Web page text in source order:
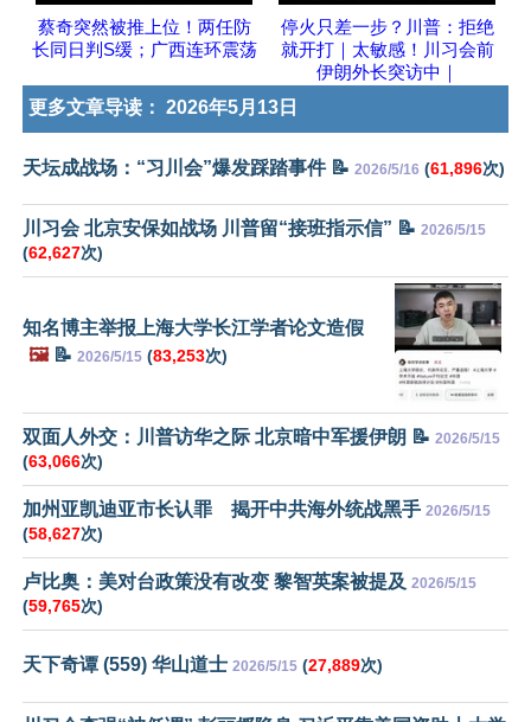
蔡奇突然被推上位！两任防
长同日判S缓；广西连环震荡
停火只差一步？川普：拒绝
就开打｜太敏感！川习会前
伊朗外长突访中｜
更多文章导读： 2026年5月13日
天坛成战场：“习川会”爆发踩踏事件 📝 2026/5/16 (61,896次)
川习会 北京安保如战场 川普留“接班指示信” 📝 2026/5/15
(62,627次)
知名博主举报上海大学长江学者论文造假
🖼️📝 2026/5/15 (83,253次)
双面人外交：川普访华之际 北京暗中军援伊朗 📝 2026/5/15
(63,066次)
加州亚凯迪亚市长认罪 揭开中共海外统战黑手 2026/5/15
(58,627次)
卢比奥：美对台政策没有改变 黎智英案被提及 2026/5/15
(59,765次)
天下奇谭 (559) 华山道士 2026/5/15 (27,889次)